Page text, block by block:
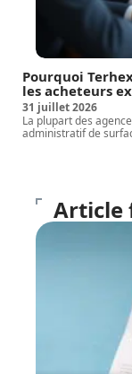
Pourquoi
les acheteurs
31 juillet 2026
La plupart des
administratif de
Article